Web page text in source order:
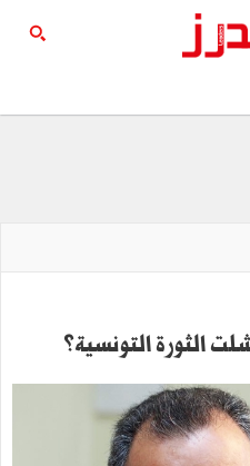
الثورة التونسية؟